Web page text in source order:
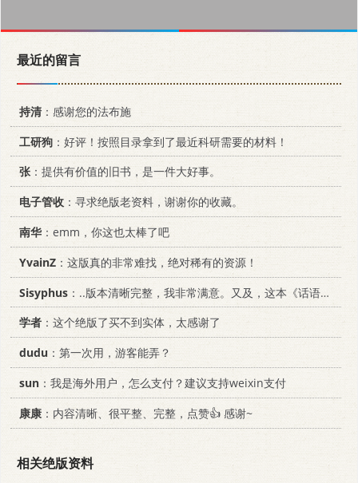
最近的留言
持清：感谢您的法布施
工研狗 ：好评！按照目录拿到了最近科研需要的材料！
张：提供有价值的旧书，是一件大好事。
电子管收 ：寻求绝版老资料，谢谢你的收藏。
南华 ：emm，你这也太棒了吧
YvainZ ：这版真的非常难找，绝对稀有的资源！
Sisyphus ：..版本清晰完整，我非常满意。又及，这本《话语的真相》...
学者 ：这个绝版了买不到实体，太感谢了
dudu ：第一次用，游客能弄？
sun ：我是海外用户，怎么支付？建议支持weixin支付
康康 ：内容清晰、很平整、完整，点赞👍 感谢~
相关绝版资料